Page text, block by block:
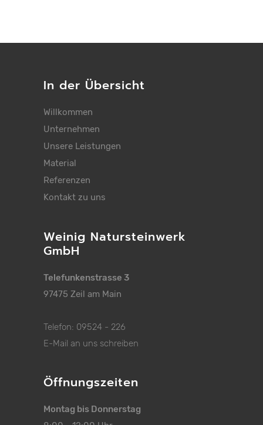
In der Übersicht
Willkommen
Unternehmen
Unsere Leistungen
Material
Referenzen
Kontakt zu uns
Weinig Natursteinwerk
GmbH
Telefunkenstrasse 3
97475 Zeil am Main
Telefon: 09524 - 226
E-Mail an uns schreiben
Öffnungszeiten
Montag bis Donnerstag